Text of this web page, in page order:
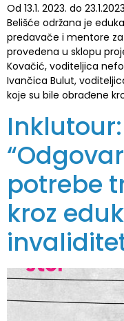
Od 13.1. 2023. do
Belišće održana je
predavače i mentore
provedena u sklopu
Kovačić, voditeljica
Ivančica Bulut,
koje su bile obrađene
potrebe
kroz